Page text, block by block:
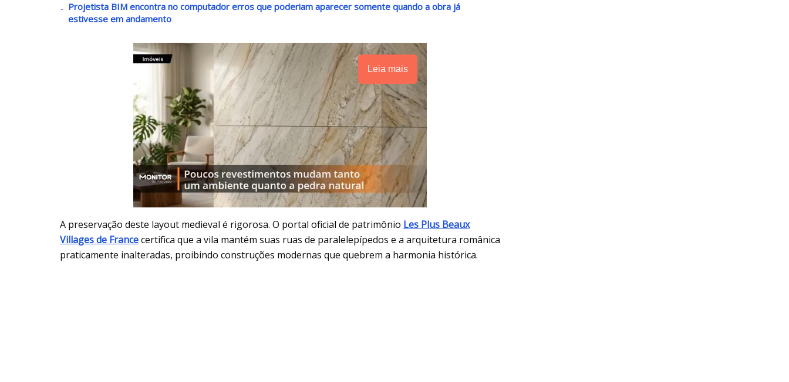
Projetista BIM encontra no computador erros que poderiam aparecer somente quando a obra já
estivesse em andamento
Leia mais
A preservação deste layout medieval é rigorosa. O portal oficial de patrimônio Les Plus Beaux
Villages de Francecertifica que a vila mantém suas ruas de paralelepípedos e a arquitetura românica
praticamente inalteradas, proibindo construções modernas que quebrem a harmonia histórica.